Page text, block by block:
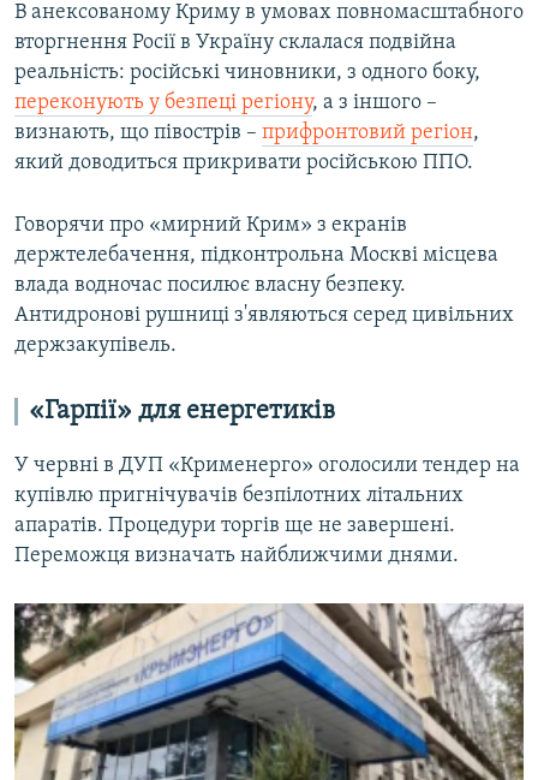
В анексованому Криму в умовах повномасштабного
вторгнення Росії в Україну склалася подвійна
реальність: російські чиновники, з одного боку,
переконують у безпеці регіону, а з іншого –
визнають, що півострів – прифронтовий регіон,
який доводиться прикривати російською ППО.
Говорячи про «мирний Крим» з екранів
держтелебачення, підконтрольна Москві місцева
влада водночас посилює власну безпеку.
Антидронові рушниці з'являються серед цивільних
держзакупівель.
«Гарпії» для енергетиків
У червні в ДУП «Крименерго» оголосили тендер на
купівлю пригнічувачів безпілотних літальних
апаратів. Процедури торгів ще не завершені.
Переможця визначать найближчими днями.